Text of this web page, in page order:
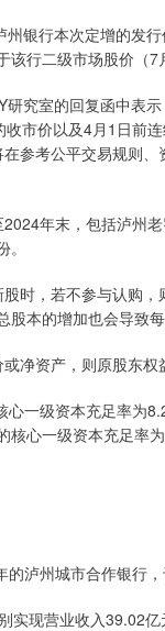
银行本次定增的发
行二级市场股价（7
究室的回复函中表示
市价以及4月1日前
参考公平交易规则
年末，包括泸州老
。
，若不参与认购，
本的增加也会导致
资产，则原股东权
级资本充足率为
心一级资本充足率为
泸州城市合作银行，
营业收入39.02亿